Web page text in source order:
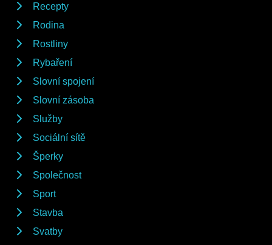
Recepty
Rodina
Rostliny
Rybaření
Slovní spojení
Slovní zásoba
Služby
Sociální sítě
Šperky
Společnost
Sport
Stavba
Svatby